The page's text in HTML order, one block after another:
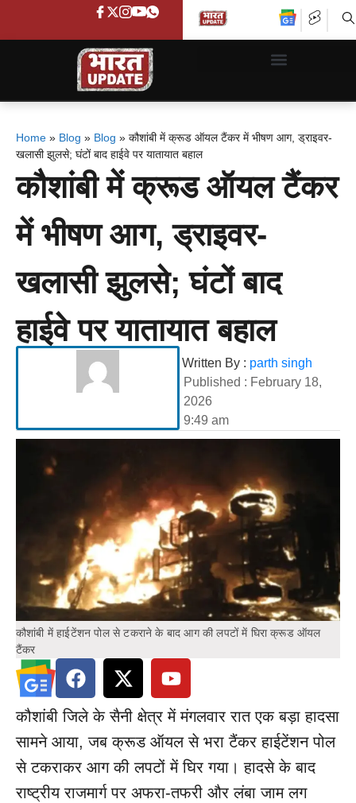
Home » Blog » Blog » कौशांबी में क्रूड ऑयल टैंकर में भीषण आग, ड्राइवर-
खलासी झुलसे; घंटों बाद हाईवे पर यातायात बहाल
कौशांबी में क्रूड ऑयल टैंकर
में भीषण आग, ड्राइवर-
खलासी झुलसे; घंटों बाद
हाईवे पर यातायात बहाल
Written By : parth singh
Published : February 18,
2026
9:49 am
कौशांबी में हाईटेंशन पोल से टकराने के बाद आग की लपटों में घिरा क्रूड ऑयल
टैंकर
कौशांबी जिले के सैनी क्षेत्र में मंगलवार रात एक बड़ा हादसा
सामने आया, जब क्रूड ऑयल से भरा टैंकर हाईटेंशन पोल
से टकराकर आग की लपटों में घिर गया। हादसे के बाद
राष्ट्रीय राजमार्ग पर अफरा-तफरी और लंबा जाम लग